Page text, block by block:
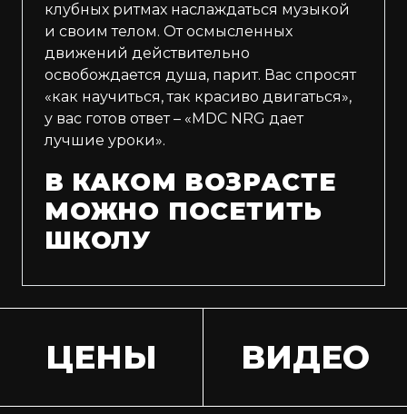
клубных ритмах наслаждаться музыкой
и своим телом. От осмысленных
движений действительно
освобождается душа, парит. Вас спросят
«как научиться, так красиво двигаться»,
у вас готов ответ – «MDC NRG дает
лучшие уроки».
В КАКОМ ВОЗРАСТЕ
МОЖНО ПОСЕТИТЬ
ШКОЛУ
ЦЕНЫ ВИДЕО